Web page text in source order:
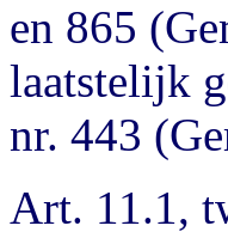
en 865
laatstelijk
nr. 443
Art. 11.1,